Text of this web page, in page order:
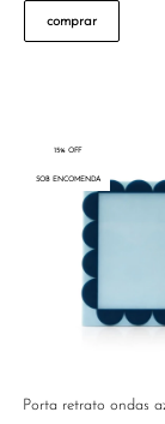
comprar
15% OFF
SOB ENCOMENDA
Porta retrato ondas